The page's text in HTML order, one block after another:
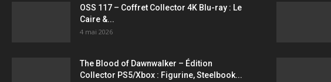
OSS 117 – Coffret Collector 4K Blu-ray : Le
Caire &...
4 mai 2026
The Blood of Dawnwalker – Édition
Collector PS5/Xbox : Figurine, Steelbook...